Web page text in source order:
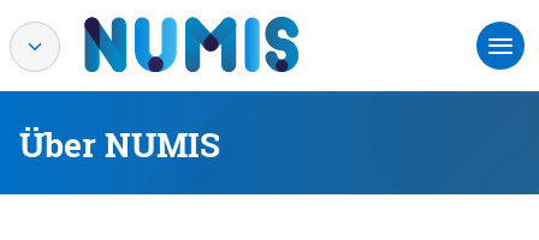
Über NUMIS